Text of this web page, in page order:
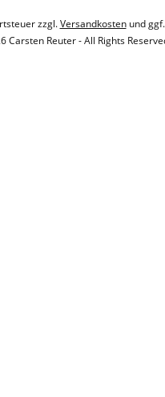
zzgl.Versandkostenund
Carsten Reuter - All Rights